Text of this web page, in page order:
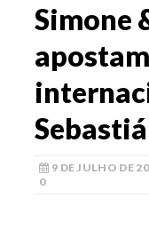
Simone
9 DE JULHO DE
0